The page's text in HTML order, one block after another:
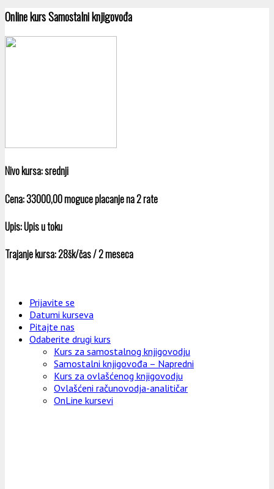
Online kurs Samostalni knjigovođa
Nivo kursa:srednji
Cena:33000,00 moguce placanje na 2 rate
Upis:Upis u toku
Trajanje kursa:28šk/čas / 2 meseca
Prijavite se
Datumi kurseva
Pitajte nas
Odaberite drugi kurs
Kurs za samostalnog knjigovodju
Samostalni knjigovođa – Napredni
Kurs za ovlašćenog knjigovodju
Ovlašćeni računovodja-analitičar
OnLine kursevi